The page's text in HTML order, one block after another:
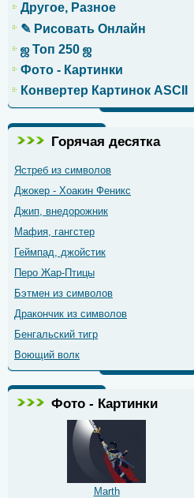
Другое, Разное
✎ Рисовать Онлайн
ஜ Топ 250 ஜ
Фото - Картинки
Конвертер Картинок ASCII
Горячая десятка
Ястреб из символов
Джокер - Хоакин Феникс
Джип, внедорожник
Мафия, гангстер
Геймпад, джойстик
Перо Жар-Птицы
Бэтмен из символов
Дракончик из символов
Бенгальский тигр
Воющий волк
Фото - Картинки
Marth